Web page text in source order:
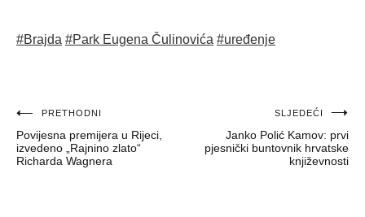
#Brajda #Park Eugena Čulinovića #uređenje
Navigacija
objava
PRETHODNI
Povijesna premijera u Rijeci,
izvedeno „Rajnino zlato“
Richarda Wagnera
SLJEDEĆI
Janko Polić Kamov: prvi
pjesnički buntovnik hrvatske
književnosti